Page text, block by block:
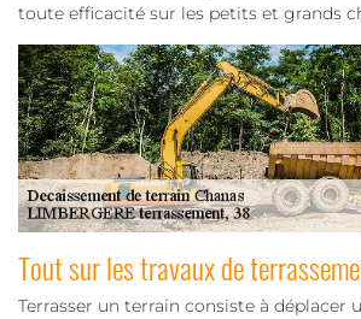
toute efficacité sur les petits et grands
Tout sur les travaux de
Terrasser un terrain consiste à déplacer